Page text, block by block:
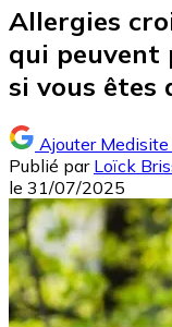
Allergies
qui peuvent
si vous êtes
Ajouter
Publié par Loïck
le 31/07/2025